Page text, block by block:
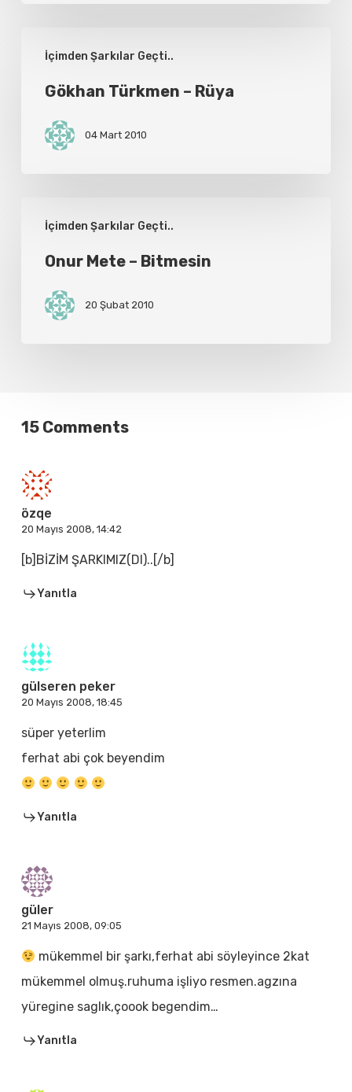
İçimden Şarkılar Geçti..
Türkmen
Gökhan Türkmen – Rüya
04 Mart 2010
İçimden Şarkılar Geçti..
Mete
Onur Mete – Bitmesin
20 Şubat 2010
15 Comments
özqe
20 Mayıs 2008, 14:42
[b]BİZİM ŞARKIMIZ(DI)..[/b]
Yanıtla
gülseren peker
20 Mayıs 2008, 18:45
süper yeterlim
ferhat abi çok beyendim
Yanıtla
güler
21 Mayıs 2008, 09:05
mükemmel bir şarkı,ferhat abi söyleyince 2kat
mükemmel olmuş.ruhuma işliyo resmen.agzına
yüregine saglık,çoook begendim…
Yanıtla